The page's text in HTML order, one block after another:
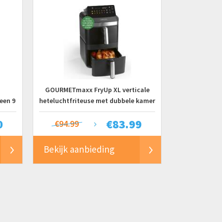
9
GOURMETmaxx FryUp XL verticale
heteluchtfriteuse met dubbele kamer
- 12 l | Airfryer met 9,6 inch multicolor
led-touchdisplay en 12 programma's |
SYNC- en MATCH-functie
€83.99
€94.99
Bekijk aanbieding